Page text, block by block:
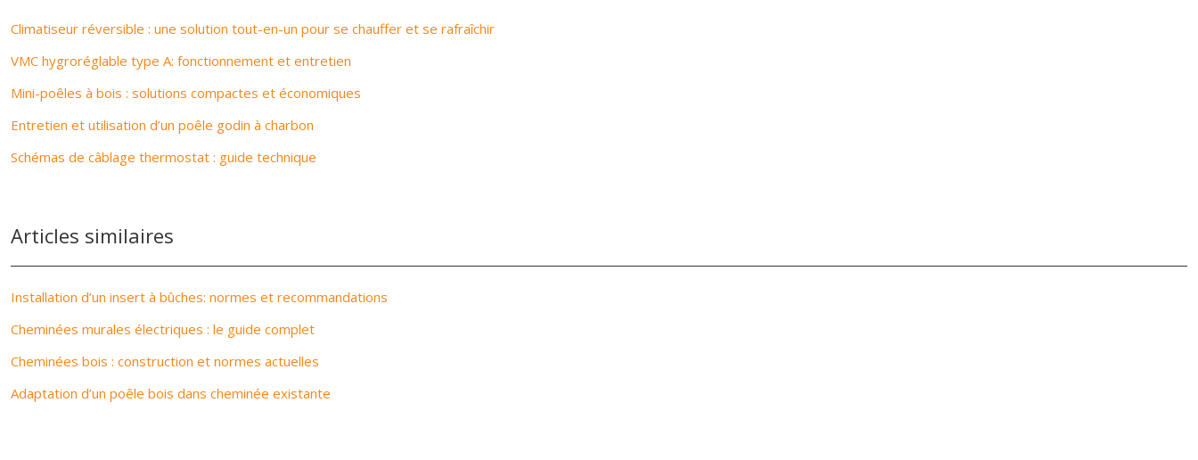
Climatiseur réversible : une solution tout-en-un pour se chauffer et se rafraîchir
VMC hygroréglable type A: fonctionnement et entretien
Mini-poêles à bois : solutions compactes et économiques
Entretien et utilisation d’un poêle godin à charbon
Schémas de câblage thermostat : guide technique
Articles similaires
Installation d’un insert à bûches: normes et recommandations
Cheminées murales électriques : le guide complet
Cheminées bois : construction et normes actuelles
Adaptation d’un poêle bois dans cheminée existante